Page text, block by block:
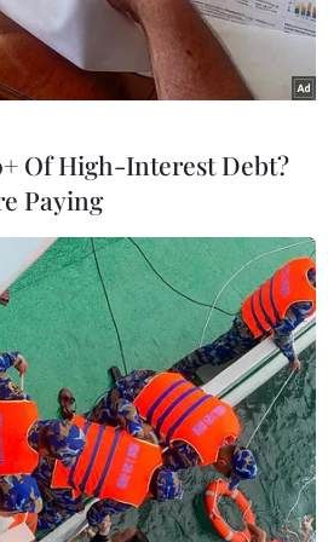
GrabShare của Grab. (Ảnh: Việt
Vietnam+)
yêu cầu các hãng Uber và
dịch vụ đi chung đối với
Of High-Interest Debt?
Paying